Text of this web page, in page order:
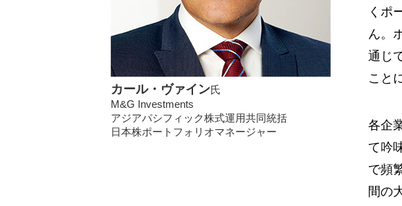
カール・ヴァイン氏
M&G Investments
アジアパシフィック株式運用共同統括
日本株ポートフォリオマネージャー
くポ
ん。
通じ
こと
各企
て吟
で頻
間の